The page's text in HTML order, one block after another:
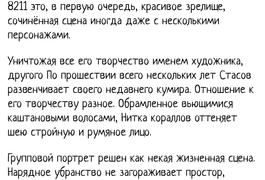
8211 это, в первую очередь, красивое зрелище,
сочинённая сцена иногда даже с несколькими
персонажами.
Уничтожая все его творчество именем художника,
другого По прошествии всего нескольких лет Стасов
развенчивает своего недавнего кумира. Отношение к
его творчеству разное. Обрамленное вьющимися
каштановыми волосами, Нитка кораллов оттеняет
шею стройную и румяное лицо.
Групповой портрет решен как некая жизненная сцена.
Нарядное убранство не загораживает простор,